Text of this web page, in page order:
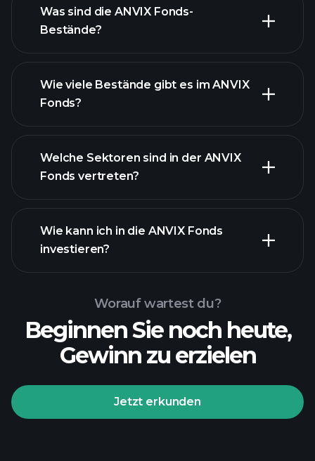
Bestände
Was sind die ANVIX Fonds-
Bestände?
Bestände
Wie viele Bestände gibt es im ANVIX
Fonds?
Welche Sektoren sind in der ANVIX
Fonds vertreten?
Wie kann ich in die ANVIX Fonds
investieren?
Worauf wartest du?
Beginnen Sie noch heute,
Gewinn zu erzielen
Jetzt erkunden